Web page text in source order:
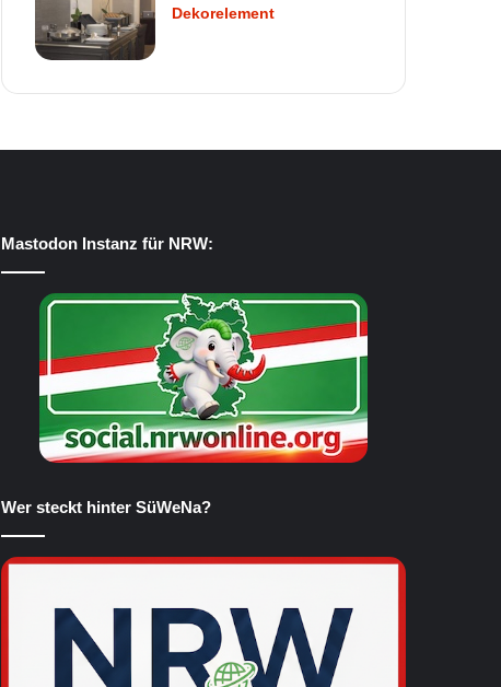
Dekorelement
Mastodon Instanz für NRW:
Wer steckt hinter SüWeNa?